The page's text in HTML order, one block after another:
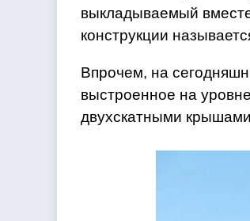
выкладываемый
конструкции
Впрочем, на
выстроенное на
двухскатными